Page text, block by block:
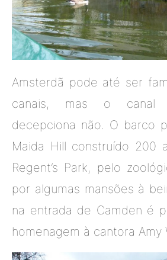
Amsterdã pode até ser
canais, mas o canal
decepciona não. O barco
Maida Hill construído 200
Regent’s Park, pelo
por algumas mansões à
na entrada de Camden é
homenagem à cantora Amy